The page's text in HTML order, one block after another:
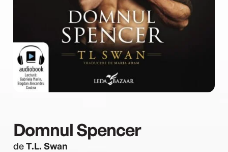
Domnul Spencer
deT.L. Swan